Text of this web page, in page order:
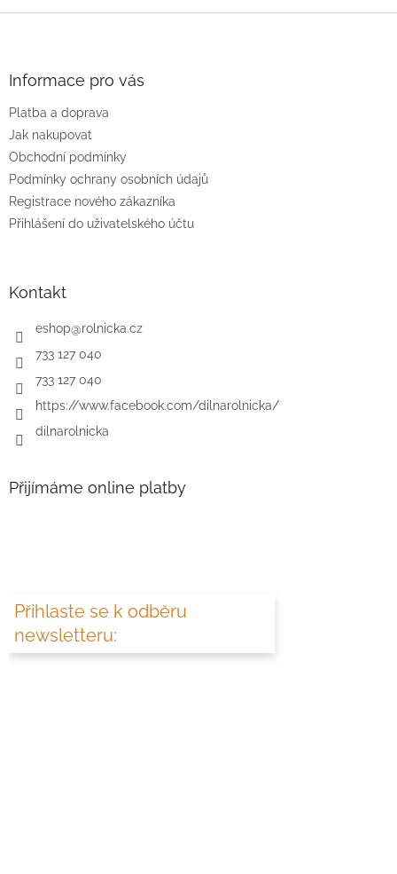
Informace pro vás
Platba a doprava
Jak nakupovat
Obchodní podmínky
Podmínky ochrany osobních údajů
Registrace nového zákazníka
Přihlášení do uživatelského účtu
Kontakt
eshop@rolnicka.cz
733 127 040
733 127 040
https://www.facebook.com/dilnarolnicka/
dilnarolnicka
Přijímáme online platby
Přihlaste se k odběru
newsletteru: